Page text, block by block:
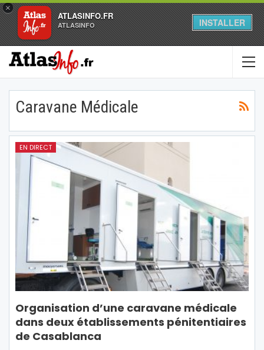
×
ATLASINFO.FR
ATLASINFO INSTALLER
Caravane Médicale
EN DIRECT
Organisation d’une caravane médicale
dans deux établissements pénitentiaires
de Casablanca